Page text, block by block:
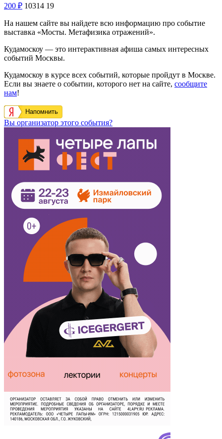
200 ₽ 10314 19
На нашем сайте вы найдете всю информацию про событие
выставка «Мосты. Метафизика отражений».
Кудамоскоу — это интерактивная афиша самых интересных
событий Москвы.
Кудамоскоу в курсе всех событий, которые пройдут в Москве.
Если вы знаете о событии, которого нет на сайте, сообщите
нам!
Напомнить
Вы организатор этого события?